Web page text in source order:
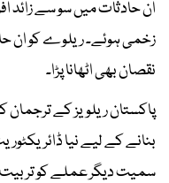
ان حادثات میں سو سے زائد
زخمی ہوئے۔ ریلوے کو ان
نقصان بھی اٹھانا پڑا۔
پاکستان ریلویز کے ترجمان
بنانے کے لیے نیا
سمیت دیگر عملے کو